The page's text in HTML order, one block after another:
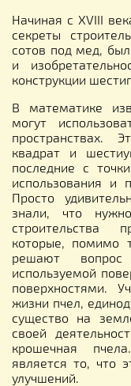
Начиная с XVIII
секреты
сотов под мед,
и
конструкции
В математике
могут
пространствах.
квадрат и
последние с
использования и
Просто
знали, что
строительства
которые, помимо
решают вопрос
используемой
поверхностями.
жизни пчел,
существо на
своей
крошечная
является то, что
улучшений.